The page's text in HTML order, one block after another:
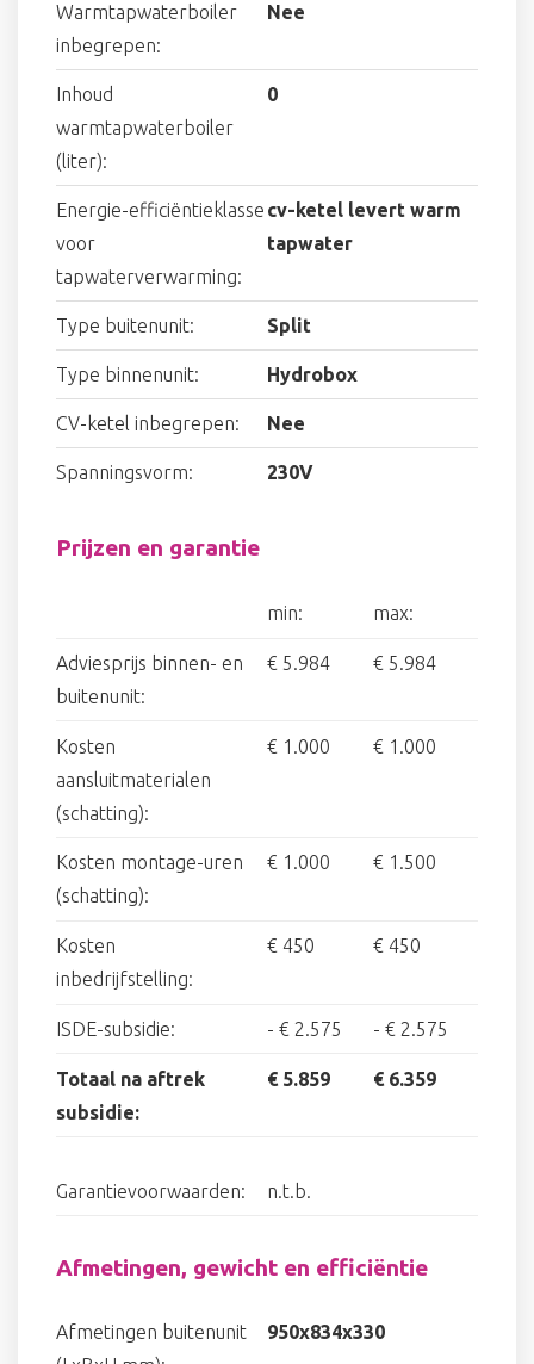
Warmtapwaterboiler
inbegrepen:
Nee
Inhoud
warmtapwaterboiler
(liter):
0
Energie-efficiëntieklasse
voor
tapwaterverwarming:
cv-ketel levert warm
tapwater
Type buitenunit: Split
Type binnenunit: Hydrobox
CV-ketel inbegrepen: Nee
Spanningsvorm: 230V
Prijzen en garantie
min: max:
Adviesprijs binnen- en
buitenunit:
€ 5.984 € 5.984
Kosten
aansluitmaterialen
(schatting):
€ 1.000 € 1.000
Kosten montage-uren
(schatting):
€ 1.000 € 1.500
Kosten
inbedrijfstelling:
€ 450 € 450
ISDE-subsidie: - € 2.575 - € 2.575
Totaal na aftrek
subsidie:
€ 5.859 € 6.359
Garantievoorwaarden: n.t.b.
Afmetingen, gewicht en efficiëntie
Afmetingen buitenunit
950x834x330